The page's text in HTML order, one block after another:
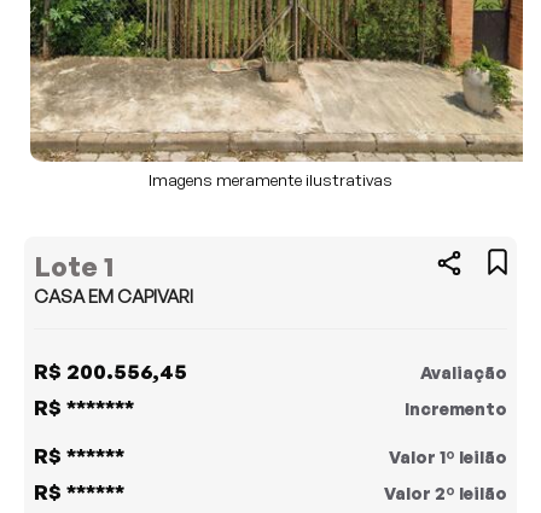
Imagens meramente ilustrativas
Lote 1
CASA EM CAPIVARI
R$ 200.556,45 Avaliação
R$ ******* Incremento
R$ ****** Valor 1º leilão
R$ ****** Valor 2º leilão